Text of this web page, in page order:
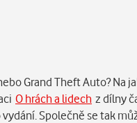
Grand Theft Auto? Na
O hrách a lidech z dílny
Společně se tak